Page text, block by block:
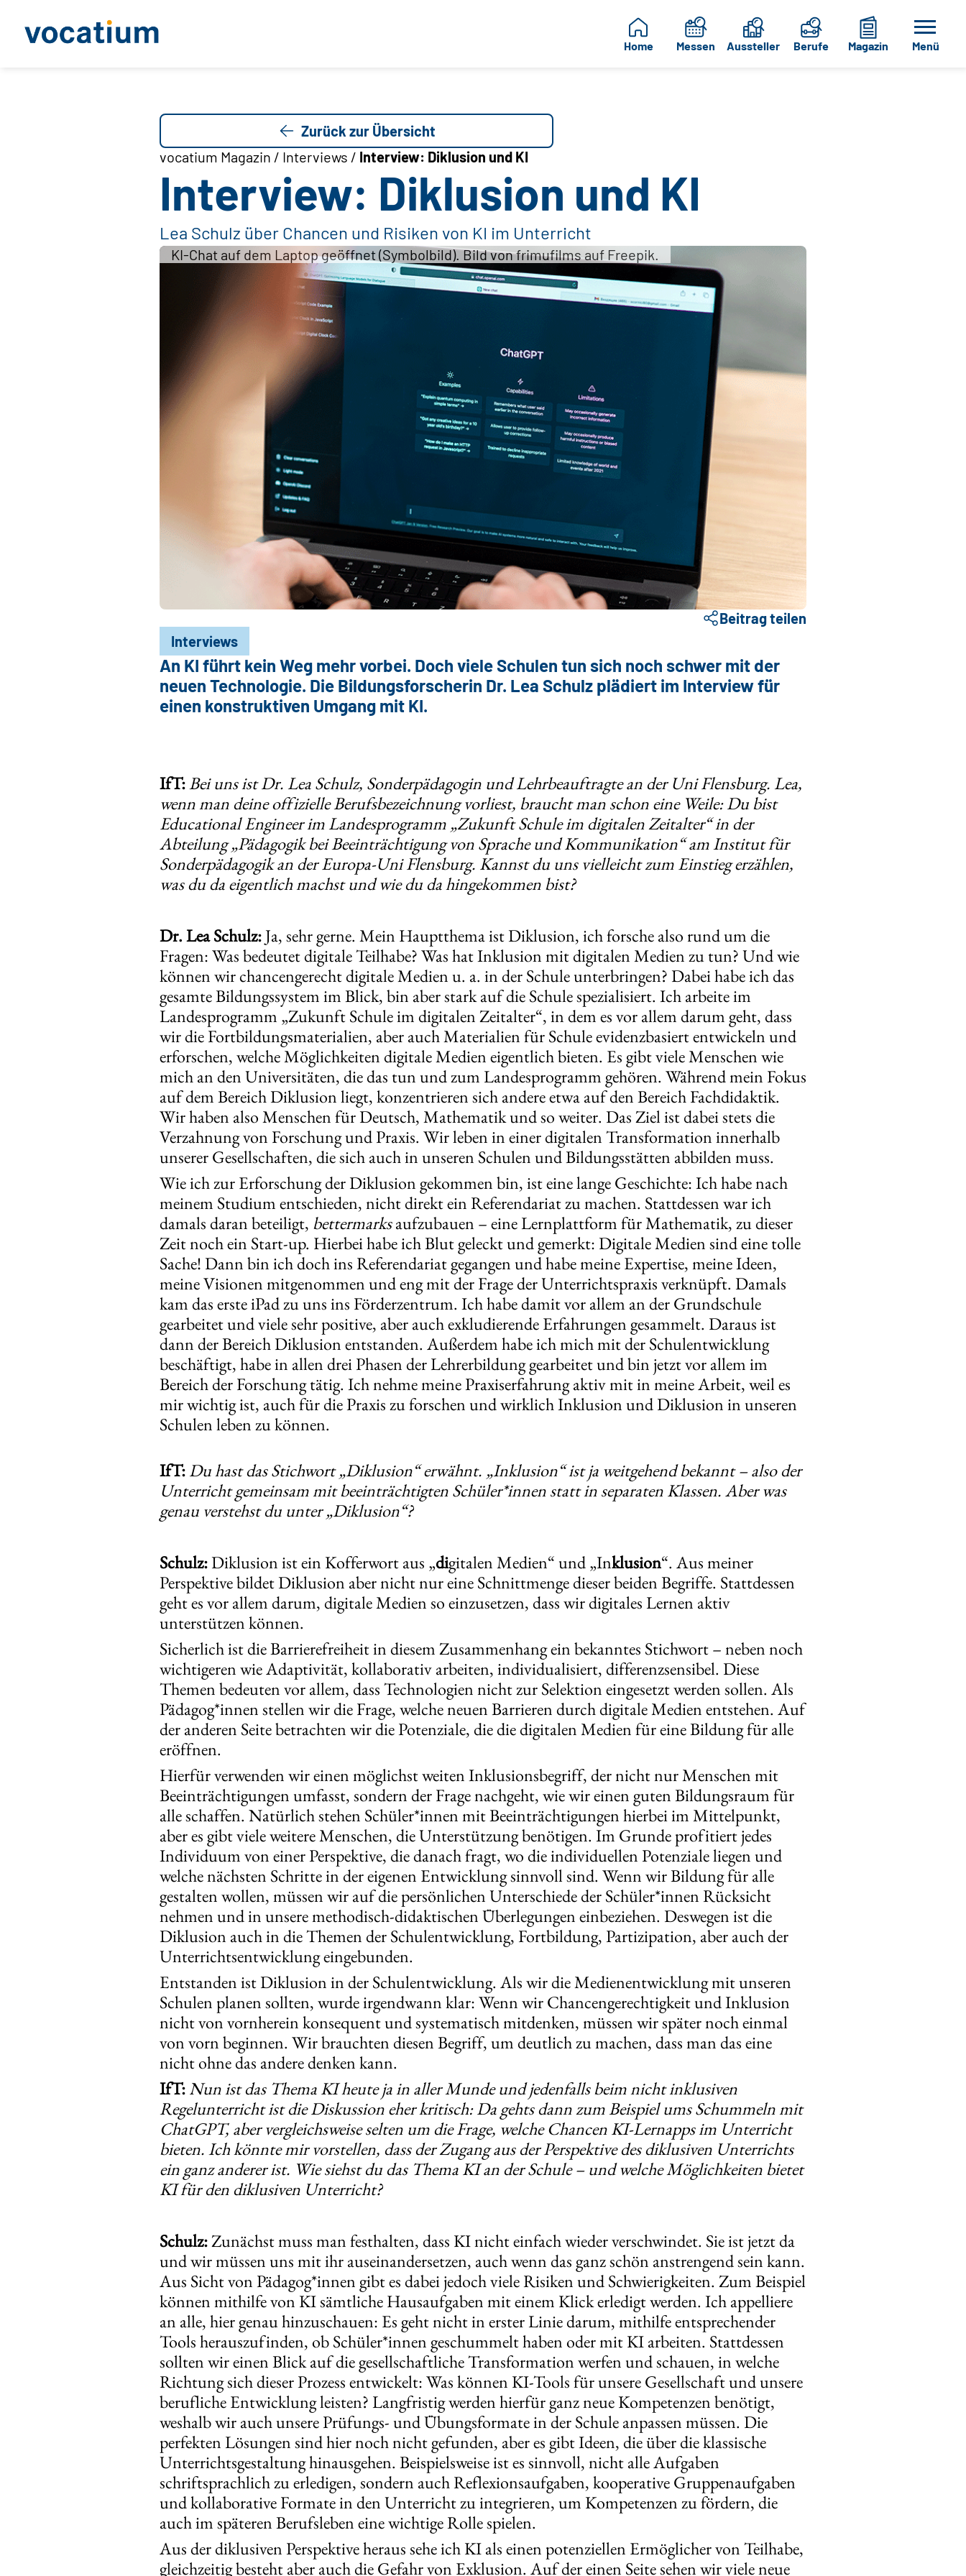
Home Messen Aussteller Berufe Magazin Menü
Zurück zur Übersicht
vocatium Magazin / Interviews / Interview: Diklusion und KI
Interview: Diklusion und KI
Lea Schulz über Chancen und Risiken von KI im Unterricht
KI-Chat auf dem Laptop geöffnet (Symbolbild). Bild von frimufilms auf Freepik.
Beitrag teilen
Interviews
An KI führt kein Weg mehr vorbei. Doch viele Schulen tun sich noch schwer mit der
neuen Technologie. Die Bildungsforscherin Dr. Lea Schulz plädiert im Interview für
einen konstruktiven Umgang mit KI.
IfT:Bei uns ist Dr. Lea Schulz, Sonderpädagogin und Lehrbeauftragte an der Uni Flensburg. Lea,
wenn man deine offizielle Berufsbezeichnung vorliest, braucht man schon eine Weile: Du bist
Educational Engineer im Landesprogramm „Zukunft Schule im digitalen Zeitalter“ in der
Abteilung „Pädagogik bei Beeinträchtigung von Sprache und Kommunikation“ am Institut für
Sonderpädagogik an der Europa-Uni Flensburg. Kannst du uns vielleicht zum Einstieg erzählen,
was du da eigentlich machst und wie du da hingekommen bist?
Dr. Lea Schulz:Ja, sehr gerne. Mein Hauptthema ist Diklusion, ich forsche also rund um die
Fragen: Was bedeutet digitale Teilhabe? Was hat Inklusion mit digitalen Medien zu tun? Und wie
können wir chancengerecht digitale Medien u. a. in der Schule unterbringen? Dabei habe ich das
gesamte Bildungssystem im Blick, bin aber stark auf die Schule spezialisiert. Ich arbeite im
Landesprogramm „Zukunft Schule im digitalen Zeitalter“, in dem es vor allem darum geht, dass
wir die Fortbildungsmaterialien, aber auch Materialien für Schule evidenzbasiert entwickeln und
erforschen, welche Möglichkeiten digitale Medien eigentlich bieten. Es gibt viele Menschen wie
mich an den Universitäten, die das tun und zum Landesprogramm gehören. Während mein Fokus
auf dem Bereich Diklusion liegt, konzentrieren sich andere etwa auf den Bereich Fachdidaktik.
Wir haben also Menschen für Deutsch, Mathematik und so weiter. Das Ziel ist dabei stets die
Verzahnung von Forschung und Praxis. Wir leben in einer digitalen Transformation innerhalb
unserer Gesellschaften, die sich auch in unseren Schulen und Bildungsstätten abbilden muss.
Wie ich zur Erforschung der Diklusion gekommen bin, ist eine lange Geschichte: Ich habe nach
meinem Studium entschieden, nicht direkt ein Referendariat zu machen. Stattdessen war ich
damals daran beteiligt, bettermarksaufzubauen – eine Lernplattform für Mathematik, zu dieser
Zeit noch ein Start-up. Hierbei habe ich Blut geleckt und gemerkt: Digitale Medien sind eine tolle
Sache! Dann bin ich doch ins Referendariat gegangen und habe meine Expertise, meine Ideen,
meine Visionen mitgenommen und eng mit der Frage der Unterrichtspraxis verknüpft. Damals
kam das erste iPad zu uns ins Förderzentrum. Ich habe damit vor allem an der Grundschule
gearbeitet und viele sehr positive, aber auch exkludierende Erfahrungen gesammelt. Daraus ist
dann der Bereich Diklusion entstanden. Außerdem habe ich mich mit der Schulentwicklung
beschäftigt, habe in allen drei Phasen der Lehrerbildung gearbeitet und bin jetzt vor allem im
Bereich der Forschung tätig. Ich nehme meine Praxiserfahrung aktiv mit in meine Arbeit, weil es
mir wichtig ist, auch für die Praxis zu forschen und wirklich Inklusion und Diklusion in unseren
Schulen leben zu können.
IfT:Du hast das Stichwort „Diklusion“ erwähnt. „Inklusion“ ist ja weitgehend bekannt – also der
Unterricht gemeinsam mit beeinträchtigten Schüler*innen statt in separaten Klassen. Aber was
genau verstehst du unter „Diklusion“?
Schulz:Diklusion ist ein Kofferwort aus „digitalen Medien“ und „Inklusion“. Aus meiner
Perspektive bildet Diklusion aber nicht nur eine Schnittmenge dieser beiden Begriffe. Stattdessen
geht es vor allem darum, digitale Medien so einzusetzen, dass wir digitales Lernen aktiv
unterstützen können.
Sicherlich ist die Barrierefreiheit in diesem Zusammenhang ein bekanntes Stichwort – neben noch
wichtigeren wie Adaptivität, kollaborativ arbeiten, individualisiert, differenzsensibel. Diese
Themen bedeuten vor allem, dass Technologien nicht zur Selektion eingesetzt werden sollen. Als
Pädagog*innen stellen wir die Frage, welche neuen Barrieren durch digitale Medien entstehen. Auf
der anderen Seite betrachten wir die Potenziale, die die digitalen Medien für eine Bildung für alle
eröffnen.
Hierfür verwenden wir einen möglichst weiten Inklusionsbegriff, der nicht nur Menschen mit
Beeinträchtigungen umfasst, sondern der Frage nachgeht, wie wir einen guten Bildungsraum für
alle schaffen. Natürlich stehen Schüler*innen mit Beeinträchtigungen hierbei im Mittelpunkt,
aber es gibt viele weitere Menschen, die Unterstützung benötigen. Im Grunde profitiert jedes
Individuum von einer Perspektive, die danach fragt, wo die individuellen Potenziale liegen und
welche nächsten Schritte in der eigenen Entwicklung sinnvoll sind. Wenn wir Bildung für alle
gestalten wollen, müssen wir auf die persönlichen Unterschiede der Schüler*innen Rücksicht
nehmen und in unsere methodisch-didaktischen Überlegungen einbeziehen. Deswegen ist die
Diklusion auch in die Themen der Schulentwicklung, Fortbildung, Partizipation, aber auch der
Unterrichtsentwicklung eingebunden.
Entstanden ist Diklusion in der Schulentwicklung. Als wir die Medienentwicklung mit unseren
Schulen planen sollten, wurde irgendwann klar: Wenn wir Chancengerechtigkeit und Inklusion
nicht von vornherein konsequent und systematisch mitdenken, müssen wir später noch einmal
von vorn beginnen. Wir brauchten diesen Begriff, um deutlich zu machen, dass man das eine
nicht ohne das andere denken kann.
IfT:Nun ist das Thema KI heute ja in aller Munde und jedenfalls beim nicht inklusiven
Regelunterricht ist die Diskussion eher kritisch: Da gehts dann zum Beispiel ums Schummeln mit
ChatGPT, aber vergleichsweise selten um die Frage, welche Chancen KI-Lernapps im Unterricht
bieten. Ich könnte mir vorstellen, dass der Zugang aus der Perspektive des diklusiven Unterrichts
ein ganz anderer ist. Wie siehst du das Thema KI an der Schule – und welche Möglichkeiten bietet
KI für den diklusiven Unterricht?
Schulz:Zunächst muss man festhalten, dass KI nicht einfach wieder verschwindet. Sie ist jetzt da
und wir müssen uns mit ihr auseinandersetzen, auch wenn das ganz schön anstrengend sein kann.
Aus Sicht von Pädagog*innen gibt es dabei jedoch viele Risiken und Schwierigkeiten. Zum Beispiel
können mithilfe von KI sämtliche Hausaufgaben mit einem Klick erledigt werden. Ich appelliere
an alle, hier genau hinzuschauen: Es geht nicht in erster Linie darum, mithilfe entsprechender
Tools herauszufinden, ob Schüler*innen geschummelt haben oder mit KI arbeiten. Stattdessen
sollten wir einen Blick auf die gesellschaftliche Transformation werfen und schauen, in welche
Richtung sich dieser Prozess entwickelt: Was können KI-Tools für unsere Gesellschaft und unsere
berufliche Entwicklung leisten? Langfristig werden hierfür ganz neue Kompetenzen benötigt,
weshalb wir auch unsere Prüfungs- und Übungsformate in der Schule anpassen müssen. Die
perfekten Lösungen sind hier noch nicht gefunden, aber es gibt Ideen, die über die klassische
Unterrichtsgestaltung hinausgehen. Beispielsweise ist es sinnvoll, nicht alle Aufgaben
schriftsprachlich zu erledigen, sondern auch Reflexionsaufgaben, kooperative Gruppenaufgaben
und kollaborative Formate in den Unterricht zu integrieren, um Kompetenzen zu fördern, die
auch im späteren Berufsleben eine wichtige Rolle spielen.
Aus der diklusiven Perspektive heraus sehe ich KI als einen potenziellen Ermöglicher von Teilhabe,
gleichzeitig besteht aber auch die Gefahr von Exklusion. Auf der einen Seite sehen wir viele neue